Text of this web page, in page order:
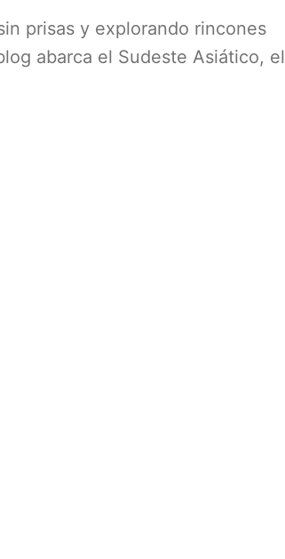
prisas y explorando rincones
abarca el Sudeste Asiático, el